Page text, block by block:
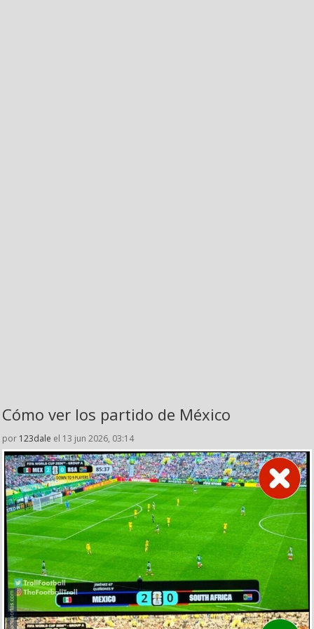
Cómo ver los partido de México
por 123dale el 13 jun 2026, 03:14